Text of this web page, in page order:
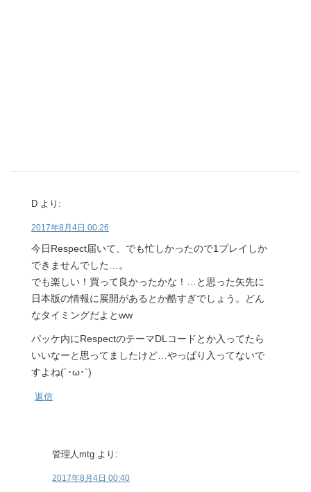
D より:
2017年8月4日 00:26
今日Respect届いて、でも忙しかったので1プレイしか
できませんでした…。
でも楽しい！買って良かったかな！…と思った矢先に
日本版の情報に展開があるとか酷すぎでしょう。どん
なタイミングだよとww
パッケ内にRespectのテーマDLコードとか入ってたら
いいなーと思ってましたけど…やっぱり入ってないで
すよね(´･ω･`)
返信
管理人mtg より:
2017年8月4日 00:40